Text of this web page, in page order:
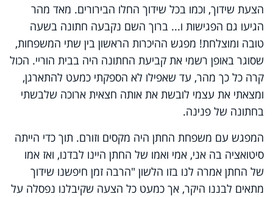
הצעת שידוך, וכמו בכל שידוך החלו הבירורים. מאד מהר
הגיעו גם הפגישות ו... ברוך השם נקבעה חתונה בשעה
טובה ומוצלחת! מפגש ההיכרות הראשון בין שתי המשפחות,
שסוגר באופן רשמי את קביעת החתונה היה בבית הוריי. הכול
קרה כל כך מהר, עד שאפילו לא הספקתי כמעט להתארגן,
ומצאתי את עצמי לובשת את אותה חצאית ארוכה שלבשתי
בחתונה של פנינה.
המפגש עם משפחת החתן היה מקסים וזורם. תוך כדי הייתה
סיטואציה בה אני, אמי ואמו של החתן היינו לבדנו, ואז אמו
של החתן אמרה לנו בזו הלשון "הרבה זמן חיפשנו שידוך
מתאים לבננו היקר, אך כמעט כל הצעה שקיבלנו נפסלה על